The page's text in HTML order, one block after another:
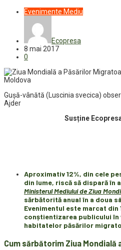
Evenimente Mediu
Ecopresa
8 mai 2017
0
Gușă-vânătă (Luscinia svecica)
Ajder
Susține
Aproximativ 12%, din cele
din lume, riscă să dispară în
Ministerul Mediului de Ziua
sărbătorită anual în a doua
Evenimentul este marcat din
conștientizarea publicului în
habitatelor păsărilor
Cum sărbătorim Ziua Mondială